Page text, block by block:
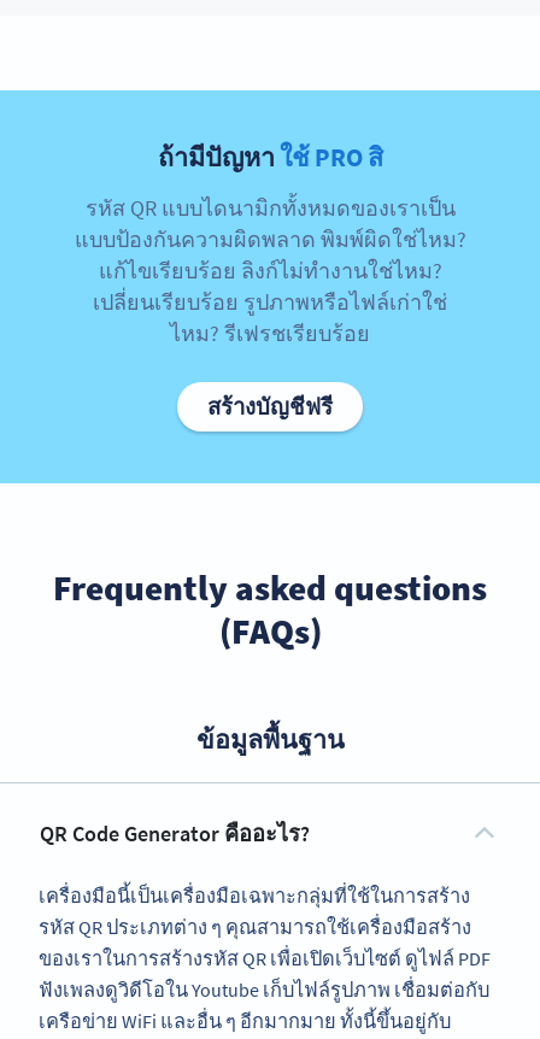
ถ้ามีปัญหา ใช้ PRO สิ
รหัส QR แบบไดนามิกทั้งหมดของเราเป็น
แบบป้องกันความผิดพลาด พิมพ์ผิดใช่ไหม?
แก้ไขเรียบร้อย ลิงก์ไม่ทำงานใช่ไหม?
เปลี่ยนเรียบร้อย รูปภาพหรือไฟล์เก่าใช่
ไหม? รีเฟรชเรียบร้อย
สร้างบัญชีฟรี
Frequently asked questions
(FAQs)
ข้อมูลพื้นฐาน
QR Code Generator คืออะไร?
เครื่องมือนี้เป็นเครื่องมือเฉพาะกลุ่มที่ใช้ในการสร้าง
รหัส QR ประเภทต่าง ๆ คุณสามารถใช้เครื่องมือสร้าง
ของเราในการสร้างรหัส QR เพื่อเปิดเว็บไซต์ ดูไฟล์ PDF
ฟังเพลงดูวิดีโอใน Youtube เก็บไฟล์รูปภาพ เชื่อมต่อกับ
เครือข่าย WiFi และอื่น ๆ อีกมากมาย ทั้งนี้ขึ้นอยู่กับ